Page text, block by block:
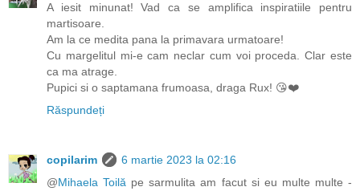
A iesit minunat! Vad ca se amplifica inspiratiile pentru
martisoare.
Am la ce medita pana la primavara urmatoare!
Cu margelitul mi-e cam neclar cum voi proceda. Clar este
ca ma atrage.
Pupici si o saptamana frumoasa, draga Rux! 😘❤️
Răspundeți
copilarim
6 martie 2023 la 02:16
@Mihaela Toilă pe sarmulita am facut si eu multe multe -